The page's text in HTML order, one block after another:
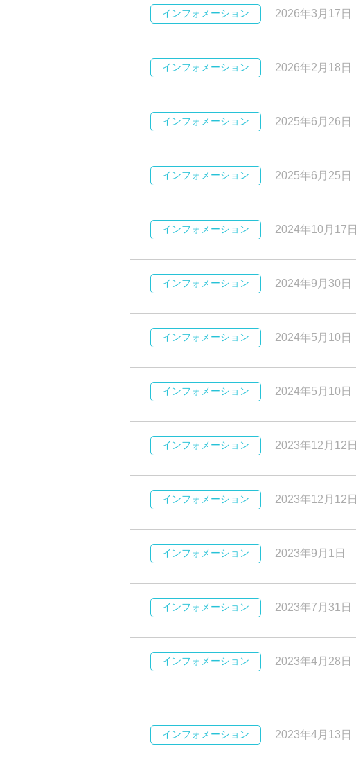
インフォメーション 2026年3月17日
インフォメーション 2026年2月18日
インフォメーション 2025年6月26日
インフォメーション 2025年6月25日
インフォメーション 2024年10月17日
インフォメーション 2024年9月30日
インフォメーション 2024年5月10日
インフォメーション 2024年5月10日
インフォメーション 2023年12月12日
インフォメーション 2023年12月12日
インフォメーション 2023年9月1日
インフォメーション 2023年7月31日
インフォメーション 2023年4月28日
インフォメーション 2023年4月13日